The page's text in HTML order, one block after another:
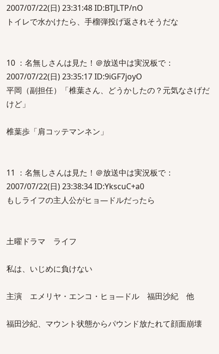
2007/07/22(日) 23:31:48 ID:BTJLTP/nO
トイレで水かけたら、手榴弾投げ返されそうだな
10 ：名無しさんは見た！＠放送中は実況板で：
2007/07/22(日) 23:35:17 ID:9iGF7joyO
平岡（副担任）「椎葉さん、どうかしたの？元気なさげだ
けど」
椎葉歩「肩コッテマンネン」
11 ：名無しさんは見た！＠放送中は実況板で：
2007/07/22(日) 23:38:34 ID:YkscuC+a0
もしライフの主人公がヒョ―ドルだったら
土曜ドラマ ライフ
私は、いじめに負けない
主演 エメリヤ・エンコ・ヒョ―ドル 福田沙紀 他
福田沙紀、マウント状態からパウンド放たれて顔面崩壊